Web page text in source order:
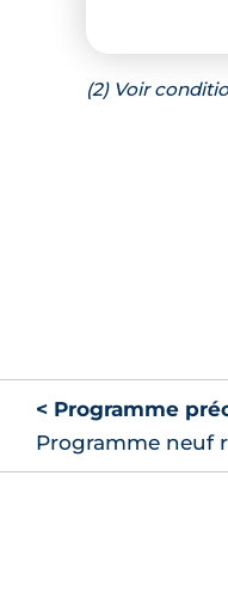
(2) Voir
< Programme
Programme neuf